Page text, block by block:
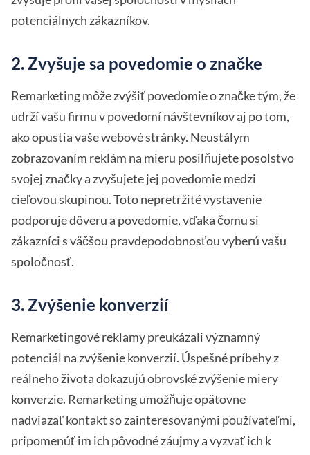
potenciálnych zákazníkov.
2. Zvyšuje sa povedomie o značke
Remarketing môže zvýšiť povedomie o značke tým, že
udrží vašu firmu v povedomí návštevníkov aj po tom,
ako opustia vaše webové stránky. Neustálym
zobrazovaním reklám na mieru posilňujete posolstvo
svojej značky a zvyšujete jej povedomie medzi
cieľovou skupinou. Toto nepretržité vystavenie
podporuje dôveru a povedomie, vďaka čomu si
zákazníci s väčšou pravdepodobnosťou vyberú vašu
spoločnosť.
3. Zvýšenie konverzií
Remarketingové reklamy preukázali významný
potenciál na zvýšenie konverzií. Úspešné príbehy z
reálneho života dokazujú obrovské zvýšenie miery
konverzie. Remarketing umožňuje opätovne
nadviazať kontakt so zainteresovanými používateľmi,
pripomenúť im ich pôvodné záujmy a vyzvať ich k